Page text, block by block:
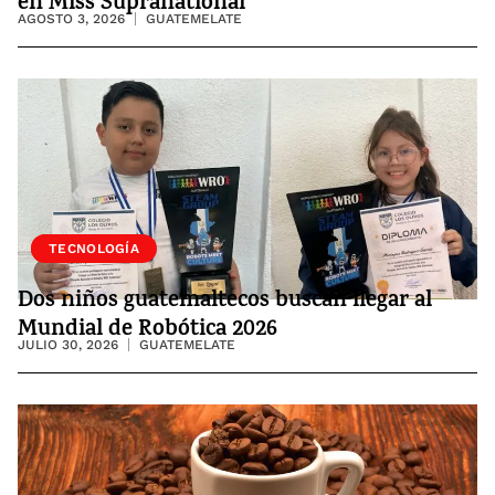
AGOSTO 3, 2026 GUATEMELATE
SOCIEDAD
TECNOLOGÍA
Dos niños guatemaltecos buscan llegar al
Mundial de Robótica 2026
JULIO 30, 2026 GUATEMELATE